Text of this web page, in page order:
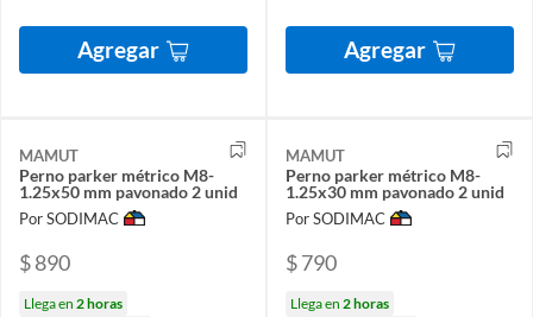
Agregar Agregar
MAMUT
Perno parker métrico M8-
1.25x50 mm pavonado 2 unid
Por SODIMAC
$ 890
Llega en 2 horas
MAMUT
Perno parker métrico M8-
1.25x30 mm pavonado 2 unid
Por SODIMAC
$ 790
Llega en 2 horas